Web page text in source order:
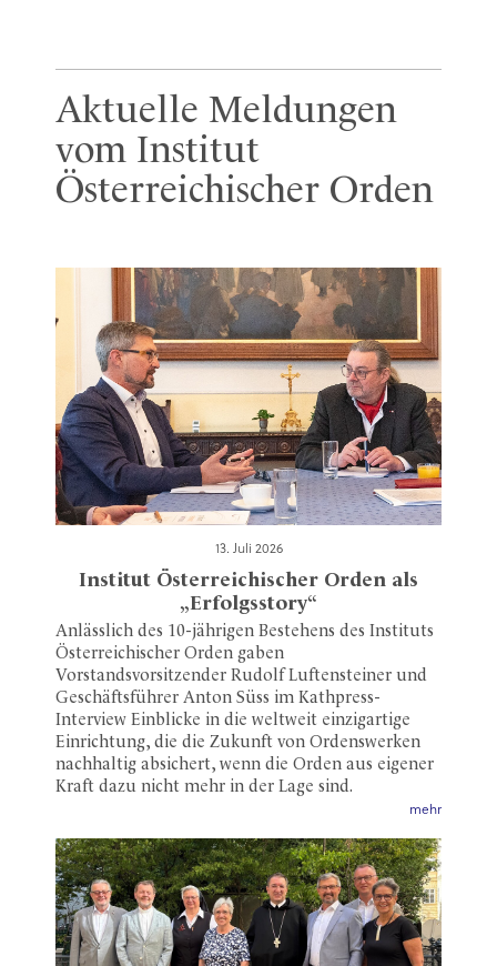
Aktuelle Meldungen
vom Institut
Österreichischer Orden
13. Juli 2026
Institut Österreichischer Orden als
„Erfolgsstory“
Anlässlich des 10-jährigen Bestehens des Instituts
Österreichischer Orden gaben
Vorstandsvorsitzender Rudolf Luftensteiner und
Geschäftsführer Anton Süss im Kathpress-
Interview Einblicke in die weltweit einzigartige
Einrichtung, die die Zukunft von Ordenswerken
nachhaltig absichert, wenn die Orden aus eigener
Kraft dazu nicht mehr in der Lage sind.
mehr